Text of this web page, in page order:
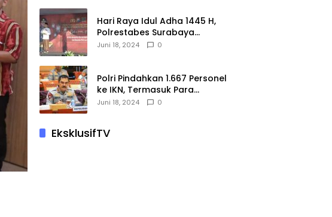
Hari Raya Idul Adha 1445 H,
Polrestabes Surabaya
Menerima dan Menyalurkan
Juni 18, 2024 0
Polri Pindahkan 1.667 Personel
ke IKN, Termasuk Para
Jenderal.
Juni 18, 2024 0
EksklusifTV